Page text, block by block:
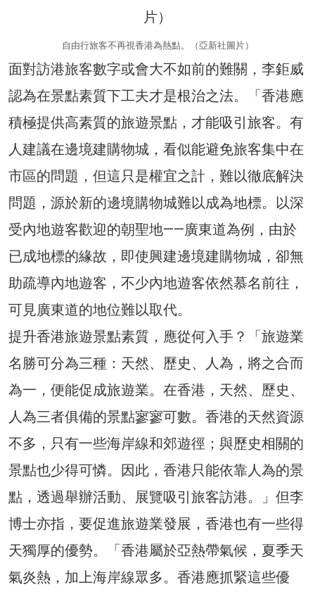
自由行旅客不再視香港為熱點。（亞新社圖片）
面對訪港旅客數字或會大不如前的難關，李鉅威
認為在景點素質下工夫才是根治之法。「香港應
積極提供高素質的旅遊景點，才能吸引旅客。有
人建議在邊境建購物城，看似能避免旅客集中在
市區的問題，但這只是權宜之計，難以徹底解決
問題，源於新的邊境購物城難以成為地標。以深
受內地遊客歡迎的朝聖地——廣東道為例，由於
已成地標的緣故，即使興建邊境建購物城，卻無
助疏導內地遊客，不少內地遊客依然慕名前往，
可見廣東道的地位難以取代。
提升香港旅遊景點素質，應從何入手？「旅遊業
名勝可分為三種：天然、歷史、人為，將之合而
為一，便能促成旅遊業。在香港，天然、歷史、
人為三者俱備的景點寥寥可數。香港的天然資源
不多，只有一些海岸線和郊遊徑；與歷史相關的
景點也少得可憐。因此，香港只能依靠人為的景
點，透過舉辦活動、展覽吸引旅客訪港。」但李
博士亦指，要促進旅遊業發展，香港也有一些得
天獨厚的優勢。「香港屬於亞熱帶氣候，夏季天
氣炎熱，加上海岸線眾多。香港應抓緊這些優